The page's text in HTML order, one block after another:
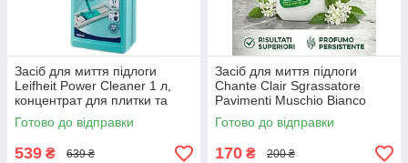
Засіб для миття підлоги
Leifheit Power Cleaner 1 л,
концентрат для плитки та
кам'яної підлоги, Німеччина
Готово до відправки
539 ₴ 639 ₴
Засіб для миття підлоги
Chante Clair Sgrassatore
Pavimenti Muschio Bianco
Білий мускус 750 мл,
універсальний миючий засіб
Готово до відправки
170 ₴ 200 ₴